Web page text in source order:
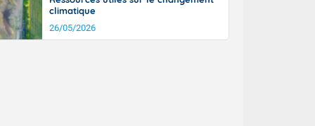
de
et
sur le
en
h. Côté
entre
en Anjou.
pointes
climatique
26/05/2026